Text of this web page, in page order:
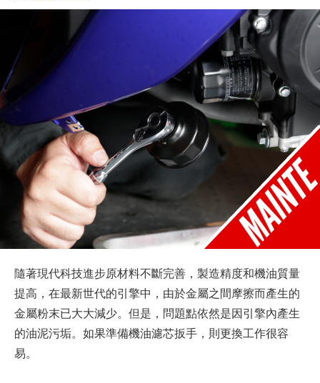
隨著現代科技進步原材料不斷完善，製造精度和機油質量
提高，在最新世代的引擎中，由於金屬之間摩擦而產生的
金屬粉末已大大減少。但是，問題點依然是因引擎內產生
的油泥污垢。如果準備機油濾芯扳手，則更換工作很容
易。